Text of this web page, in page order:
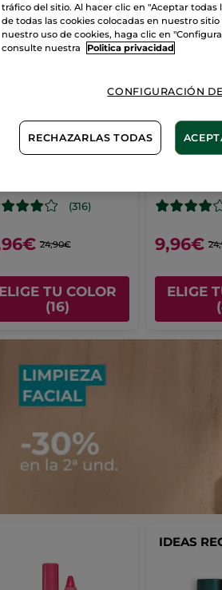
de labios
(316)
24,90€
ELIGE TU COLOR
(16)
Barra de
9,96€
ELIGE
IDEAS
tráfico del sitio. Al hacer clic en "Aceptar todas
de todas las cookies colocadas en nuestro
nuestro uso de cookies, haga clic en
consulte nuestra
Politica privacidad
CONFIGURACIÓN
RECHAZARLAS TODAS